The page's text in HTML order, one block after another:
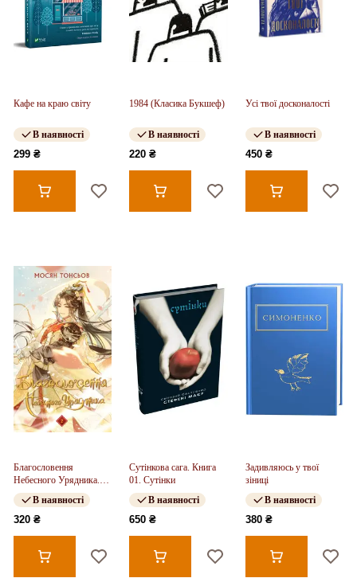
Кафе на краю світу
В наявності
299 ₴
1984 (Класика Букшеф)
В наявності
220 ₴
Усі твої досконалості
В наявності
450 ₴
Благословення
Небесного Урядника.
Том 2
В наявності
320 ₴
Сутінкова сага. Книга
01. Сутінки
В наявності
650 ₴
Задивляюсь у твої
зіниці
В наявності
380 ₴